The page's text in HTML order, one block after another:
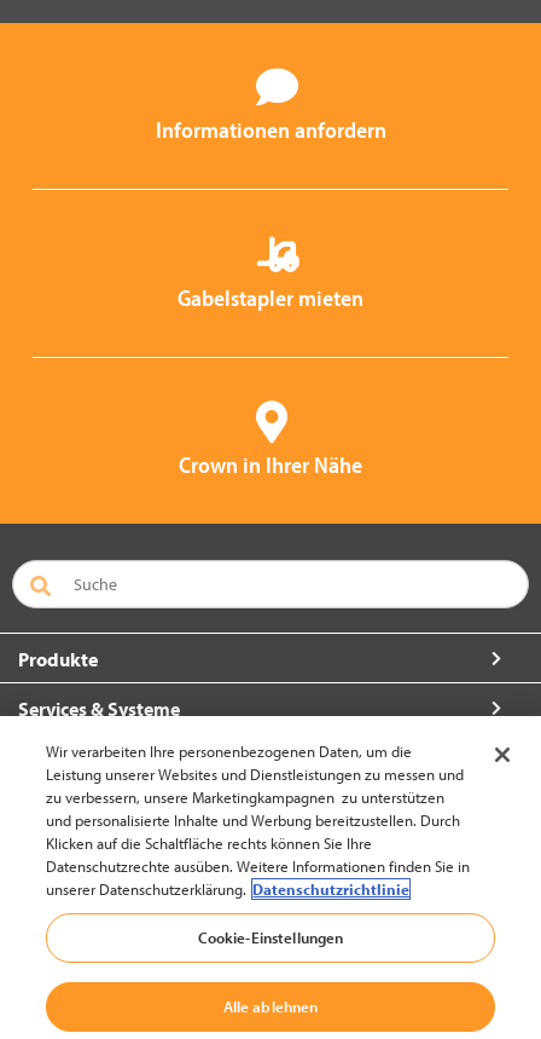
Informationen anfordern
Gabelstapler mieten
Crown in Ihrer Nähe
Produkte
Services & Systeme
Über Crown
So erreichen Sie uns
Europa-Deutsch (ändern)
zum Seitenanfang
Wir verarbeiten Ihre personenbezogenen Daten, um die
Leistung unserer Websites und Dienstleistungen zu messen und
zu verbessern, unsere Marketingkampagnen zu unterstützen
und personalisierte Inhalte und Werbung bereitzustellen. Durch
Klicken auf die Schaltfläche rechts können Sie Ihre
Datenschutzrechte ausüben. Weitere Informationen finden Sie in
unserer Datenschutzerklärung. Datenschutzrichtlinie
Cookie-Einstellungen
Alle ablehnen